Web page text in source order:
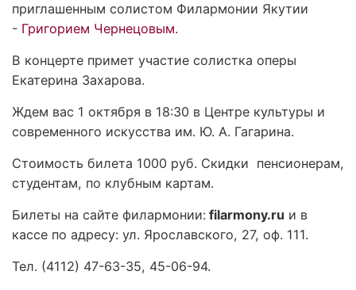
приглашенным солистом Филармонии Якутии
- Григорием Чернецовым.
В концерте примет участие солистка оперы
Екатерина Захарова.
Ждем вас 1 октября в 18:30 в Центре культуры и
современного искусства им. Ю. А. Гагарина.
Стоимость билета 1000 руб. Скидки пенсионерам,
студентам, по клубным картам.
Билеты на сайте филармонии: filarmony.ru и в
кассе по адресу: ул. Ярославского, 27, оф. 111.
Тел. (4112) 47-63-35, 45-06-94.